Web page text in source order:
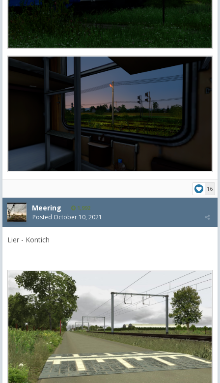
16
Meering 1,992
Posted October 10, 2021
Lier - Kontich